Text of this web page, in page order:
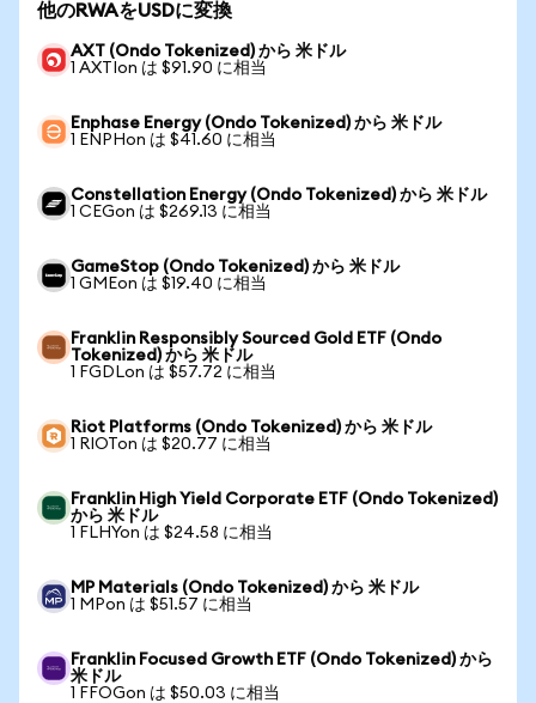
他のRWAをUSDに変換
AXT (Ondo Tokenized) から 米ドル
1 AXTIon は $91.90 に相当
Enphase Energy (Ondo Tokenized) から 米ドル
1 ENPHon は $41.60 に相当
Constellation Energy (Ondo Tokenized) から 米ドル
1 CEGon は $269.13 に相当
GameStop (Ondo Tokenized) から 米ドル
1 GMEon は $19.40 に相当
Franklin Responsibly Sourced Gold ETF (Ondo
Tokenized) から 米ドル
1 FGDLon は $57.72 に相当
Riot Platforms (Ondo Tokenized) から 米ドル
1 RIOTon は $20.77 に相当
Franklin High Yield Corporate ETF (Ondo Tokenized)
から 米ドル
1 FLHYon は $24.58 に相当
MP Materials (Ondo Tokenized) から 米ドル
1 MPon は $51.57 に相当
Franklin Focused Growth ETF (Ondo Tokenized) から
米ドル
1 FFOGon は $50.03 に相当